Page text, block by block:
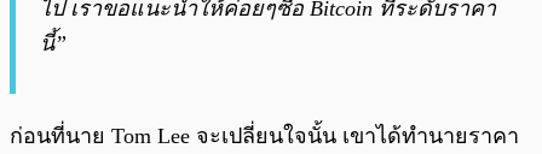
ไป เราขอแนะนำให้ค่อยๆซื้อ Bitcoin ที่ระดับราคา
นี้”
ก่อนที่นาย Tom Lee จะเปลี่ยนใจนั้น เขาได้ทำนายราคา